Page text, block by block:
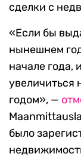
сделки с
«Если бы
нынешнем
начале года,
увеличиться
годом», —
было